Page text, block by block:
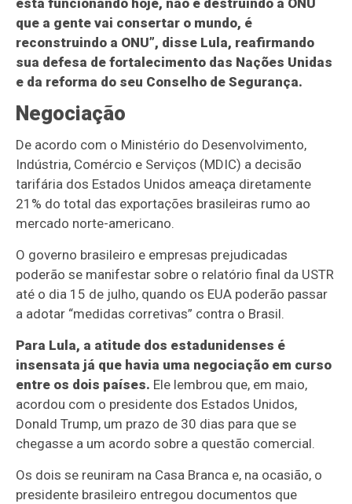
está funcionando hoje, não é destruindo a ONU
que a gente vai consertar o mundo, é
reconstruindo a ONU”, disse Lula, reafirmando
sua defesa de fortalecimento das Nações Unidas
e da reforma do seu Conselho de Segurança.
Negociação
De acordo com o Ministério do Desenvolvimento,
Indústria, Comércio e Serviços (MDIC) a decisão
tarifária dos Estados Unidos ameaça diretamente
21% do total das exportações brasileiras rumo ao
mercado norte-americano.
O governo brasileiro e empresas prejudicadas
poderão se manifestar sobre o relatório final da USTR
até o dia 15 de julho, quando os EUA poderão passar
a adotar “medidas corretivas” contra o Brasil.
Para Lula, a atitude dos estadunidenses é
insensata já que havia uma negociação em curso
entre os dois países. Ele lembrou que, em maio,
acordou com o presidente dos Estados Unidos,
Donald Trump, um prazo de 30 dias para que se
chegasse a um acordo sobre a questão comercial.
Os dois se reuniram na Casa Branca e, na ocasião, o
presidente brasileiro entregou documentos que